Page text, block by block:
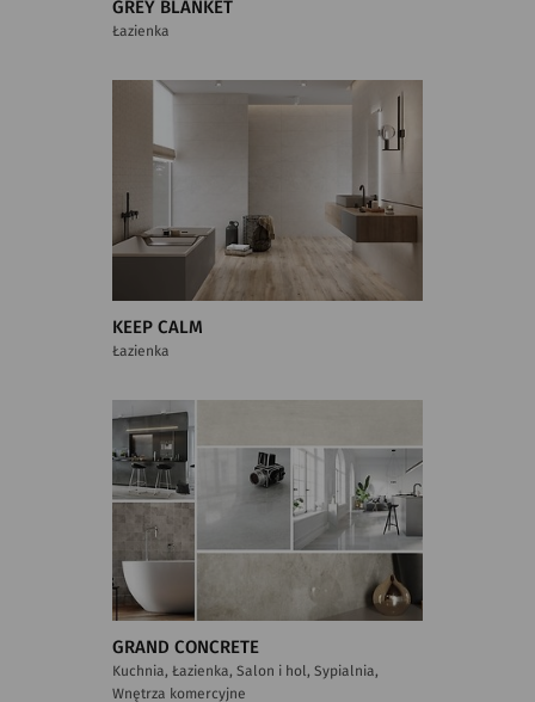
GREY BLANKET
Łazienka
KEEP CALM
Łazienka
GRAND CONCRETE
Kuchnia, Łazienka, Salon i hol, Sypialnia,
Wnętrza komercyjne